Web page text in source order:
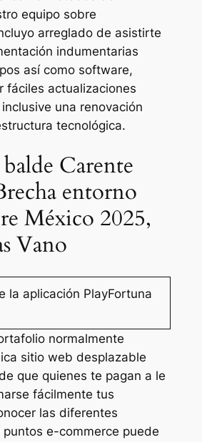
equipo sobre
arreglado de asistirte
indumentarias
así­ como software,
fáciles actualizaciones
una renovación
tecnológica.
Carente
entorno
México 2025,
Vano
normalmente
sitio web desplazable
que quienes te pagan a le
fácilmente tus
las diferentes
e-commerce puede